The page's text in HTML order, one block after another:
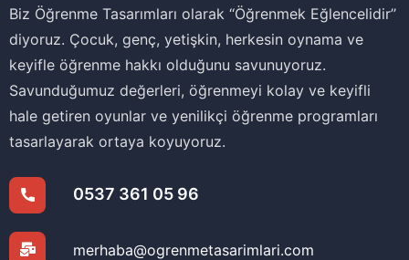
Biz Öğrenme Tasarımları olarak ‘‘Öğrenmek Eğlencelidir’’
diyoruz. Çocuk, genç, yetişkin, herkesin oynama ve
keyifle öğrenme hakkı olduğunu savunuyoruz.
Savunduğumuz değerleri, öğrenmeyi kolay ve keyifli
hale getiren oyunlar ve yenilikçi öğrenme programları
tasarlayarak ortaya koyuyoruz.
0537 361 05 96
merhaba@ogrenmetasarimlari.com